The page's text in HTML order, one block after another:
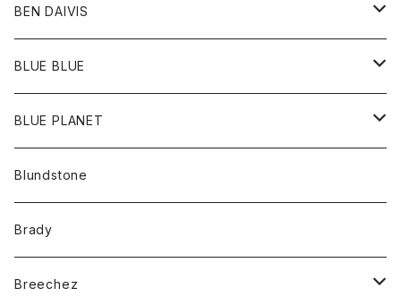
バッグ
ポーチ
トップス
Ｔシャツ
BEN DAIVIS
ポトム
パンツ
BLUE BLUE
アウター
カーディガン
コート
アクセサリー
バッグ
ベルト
キッズ
Tシャツ
グッズ
BLUE PLANET
サングラス
Blundstone
Brady
Breechez